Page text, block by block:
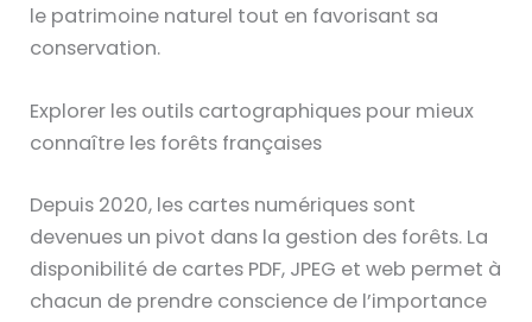
le patrimoine naturel tout en favorisant sa
conservation.
Explorer les outils cartographiques pour mieux
connaître les forêts françaises
Depuis 2020, les cartes numériques sont
devenues un pivot dans la gestion des forêts. La
disponibilité de cartes PDF, JPEG et web permet à
chacun de prendre conscience de l’importance